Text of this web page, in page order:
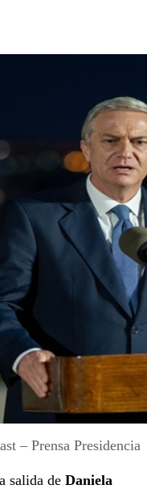
– Prensa Presidencia
salida de Daniela